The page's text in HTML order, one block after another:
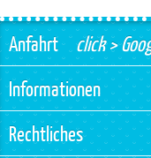
Anfahrtclick >
Informationen
Rechtliches